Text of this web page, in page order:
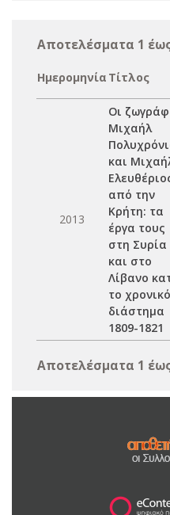
Αποτελέσματα 1
Ημερομηνία Τίτλος
2013
Οι
Μιχαήλ
και
από την
Κρήτη: τα
έργα τους
στη Συρία
και στο
Λίβανο
το χρονικό
διάστημα
1809-1821
Αποτελέσματα 1